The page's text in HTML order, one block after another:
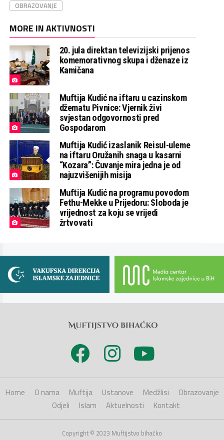
OBRAZOVANJE
MORE IN AKTIVNOSTI
20. jula direktan televizijski prijenos
komemorativnog skupa i dženaze iz
Kamičana
Muftija Kudić na iftaru u cazinskom
džematu Pivnice: Vjernik živi
svjestan odgovornosti pred
Gospodarom
Muftija Kudić izaslanik Reisul-uleme
na iftaru Oružanih snaga u kasarni
“Kozara”: Čuvanje mira jedna je od
najuzvišenijih misija
Muftija Kudić na programu povodom
Fethu-Mekke u Prijedoru: Sloboda je
vrijednost za koju se vrijedi
žrtvovati
Home O nama Muftija Ustanove Medžlisi
Obrazovanje
Odjeli
Islam Aktuelnosti Kontakt
Copyright © 2023 Muftijstvo bihaćko